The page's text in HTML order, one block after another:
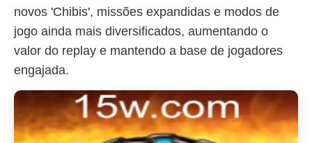
novos 'Chibis', missões expandidas e modos de
jogo ainda mais diversificados, aumentando o
valor do replay e mantendo a base de jogadores
engajada.